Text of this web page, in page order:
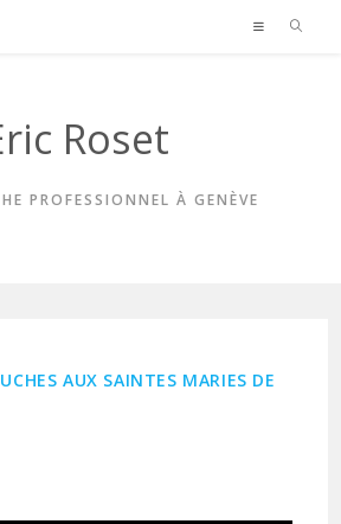
Roset
PROFESSIONNEL À GENÈVE
AUX SAINTES MARIES DE